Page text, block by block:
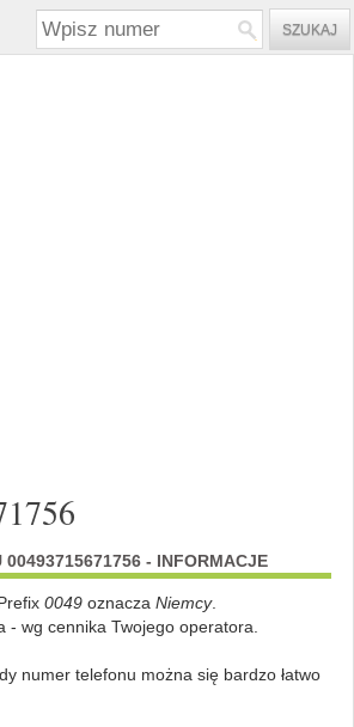
00493715671756 - INFORMACJE
0049oznacza Niemcy.
- wg cennika Twojego operatora.
numer telefonu można się bardzo łatwo